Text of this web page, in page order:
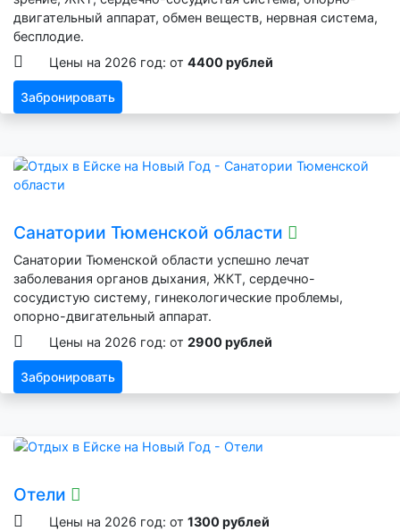
двигательный аппарат, обмен веществ, нервная система,
бесплодие.
Цены на 2026 год: от 4400 рублей
Забронировать
Санатории Тюменской области
Санатории Тюменской области успешно лечат
заболевания органов дыхания, ЖКТ, сердечно-
сосудистую систему, гинекологические проблемы,
опорно-двигательный аппарат.
Цены на 2026 год: от 2900 рублей
Забронировать
Отели
Цены на 2026 год: от 1300 рублей